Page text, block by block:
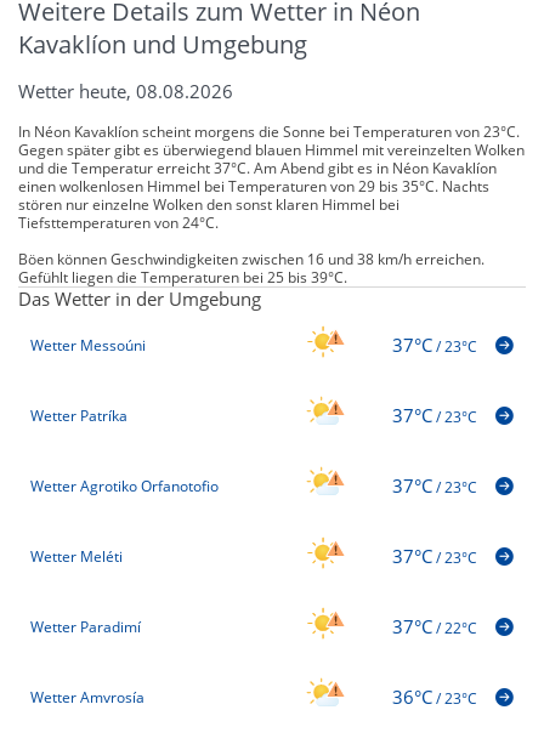
Weitere Details zum Wetter in Néon
Kavaklíon und Umgebung
Wetter heute, 08.08.2026
In Néon Kavaklíon scheint morgens die Sonne bei Temperaturen von 23°C.
Gegen später gibt es überwiegend blauen Himmel mit vereinzelten Wolken
und die Temperatur erreicht 37°C. Am Abend gibt es in Néon Kavaklíon
einen wolkenlosen Himmel bei Temperaturen von 29 bis 35°C. Nachts
stören nur einzelne Wolken den sonst klaren Himmel bei
Tiefsttemperaturen von 24°C.
Böen können Geschwindigkeiten zwischen 16 und 38 km/h erreichen.
Gefühlt liegen die Temperaturen bei 25 bis 39°C.
Das Wetter in der Umgebung
Wetter Messoúni 37°C/23°C
Wetter Patríka 37°C/23°C
Wetter Agrotiko Orfanotofio 37°C/23°C
Wetter Meléti 37°C/23°C
Wetter Paradimí 37°C/22°C
Wetter Amvrosía 36°C/23°C